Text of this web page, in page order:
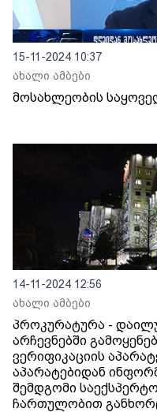
15-11-2024 10:37
ახალი ამბები
მოსახლეობის
14-11-2024 12:56
ახალი ამბები
პროკურატურა -
არჩევნებში
ვერიფიკაციის
აპარატებიდან
შემდგომი
ჩართულობით